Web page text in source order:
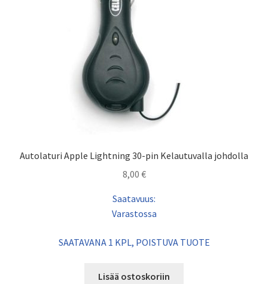
Autolaturi Apple Lightning 30-pin Kelautuvalla johdolla
8,00 €
Saatavuus:
Varastossa
SAATAVANA 1 KPL, POISTUVA TUOTE
Lisää ostoskoriin